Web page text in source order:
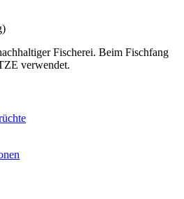
Fischerei. Beim Fischfang
verwendet.